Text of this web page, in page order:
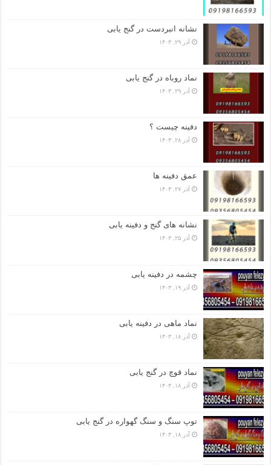
نشانه انبردست در گنج یابی
آذر ۲۹, ۱۴۰۳
نماد روباه در گنج یابی
آذر ۲۹, ۱۴۰۳
دفینه چیست ؟
آذر ۲۸, ۱۴۰۳
عمق دفینه ها
آذر ۲۷, ۱۴۰۳
نشانه های گنج و دفینه یابی
آذر ۲۵, ۱۴۰۳
چشمه در دفینه یابی
آذر ۱۹, ۱۴۰۳
نماد ماهی در دفینه یابی
آذر ۱۸, ۱۴۰۳
نماد قوچ در گنج یابی
آذر ۱۸, ۱۴۰۳
توپ سنگ و سنگ گهواره در گنج یابی
آذر ۱۸, ۱۴۰۳